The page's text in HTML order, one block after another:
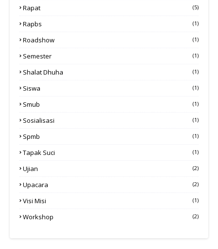
Rapat (5)
Rapbs (1)
Roadshow (1)
Semester (1)
Shalat Dhuha (1)
Siswa (1)
Smub (1)
Sosialisasi (1)
Spmb (1)
Tapak Suci (1)
Ujian (2)
Upacara (2)
Visi Misi (1)
Workshop (2)